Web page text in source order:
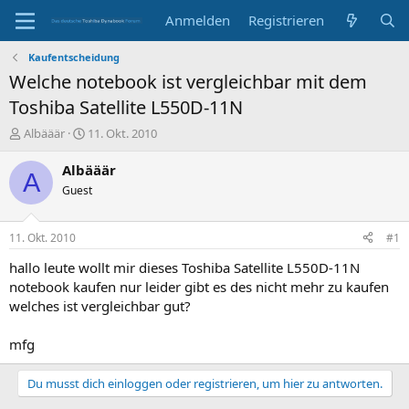
Anmelden Registrieren
Kaufentscheidung
Welche notebook ist vergleichbar mit dem
Toshiba Satellite L550D-11N
E
s
t
e
r
Albääär
E
s
e
t
a
m
11. Okt. 2010
A Albääär
Guest
11. Okt. 2010 #1
hallo leute wollt mir dieses Toshiba Satellite L550D-11N
notebook kaufen nur leider gibt es des nicht mehr zu kaufen
welches ist vergleichbar gut?
mfg
Du musst dich einloggen oder registrieren, um hier zu antworten.